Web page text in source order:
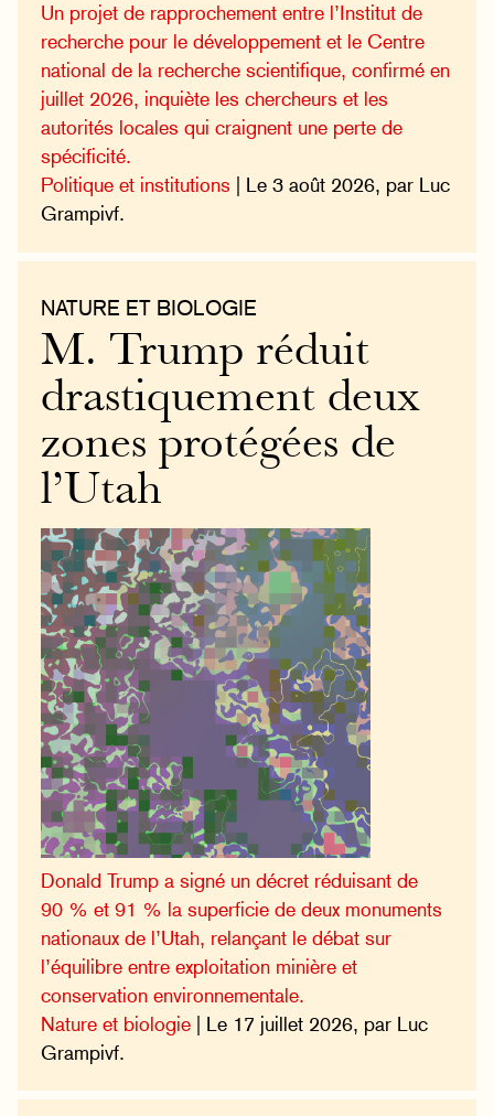
Un projet de rapprochement entre l’Institut de
recherche pour le développement et le Centre
national de la recherche scientifique, confirmé en
juillet 2026, inquiète les chercheurs et les
autorités locales qui craignent une perte de
spécificité.
Politique et institutions | Le 3 août 2026, par Luc
Grampivf.
NATURE ET BIOLOGIE
M. Trump réduit
drastiquement deux
zones protégées de
l’Utah
Donald Trump a signé un décret réduisant de
90 % et 91 % la superficie de deux monuments
nationaux de l’Utah, relançant le débat sur
l’équilibre entre exploitation minière et
conservation environnementale.
Nature et biologie | Le 17 juillet 2026, par Luc
Grampivf.